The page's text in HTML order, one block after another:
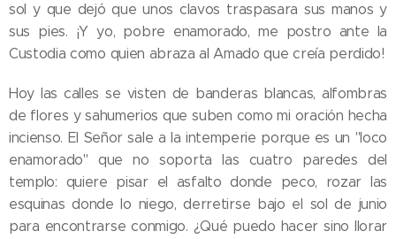
sol y que dejó que unos clavos traspasara sus manos y
sus pies. ¡Y yo, pobre enamorado, me postro ante la
Custodia como quien abraza al Amado que creía perdido!
Hoy las calles se visten de banderas blancas, alfombras
de flores y sahumerios que suben como mi oración hecha
incienso. El Señor sale a la intemperie porque es un "loco
enamorado" que no soporta las cuatro paredes del
templo: quiere pisar el asfalto donde peco, rozar las
esquinas donde lo niego, derretirse bajo el sol de junio
para encontrarse conmigo. ¿Qué puedo hacer sino llorar